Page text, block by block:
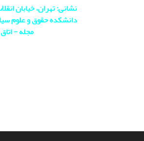
نشانی: تهران، خیابان
مجله - اتاق